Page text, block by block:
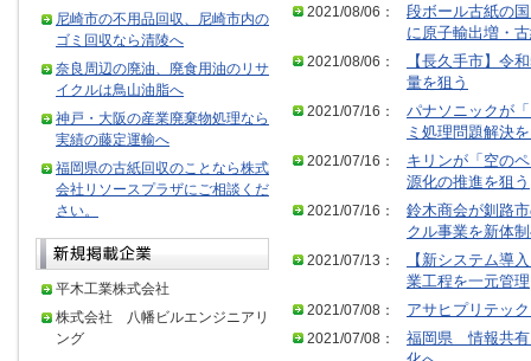
尼崎市の不用品回収、尼崎市内の
ゴミ回収なら清陵へ
奈良周辺の廃油、廃食用油のリサ
イクルは鳥山油脂へ
神戸・大阪の産業廃棄物処理なら
実績の藤定運輸へ
福岡県の古紙回収のことなら株式
会社リソースプラザにご相談くだ
さい。
平木工業株式会社
株式会社 八幡ビルエンジニアリ
ング
2021/08/06：
段ボール古紙の
に原子輸出増・
2021/08/06：
【長久手市】令
量を狙う
2021/07/16：
パナソニックが
ミ処理問題解決
2021/07/16：
キリンが「空の
源化の推進を狙う
2021/07/16：
鈴木商会が釧路
クル事業を新体
2021/07/13：
【新システム導
業工程を一元管理
2021/07/08：
アサヒプリテッ
2021/07/08：
福岡県 情報共有